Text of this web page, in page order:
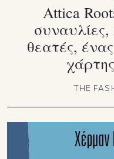
Attica
συναυλίες,
θεατές,
THE